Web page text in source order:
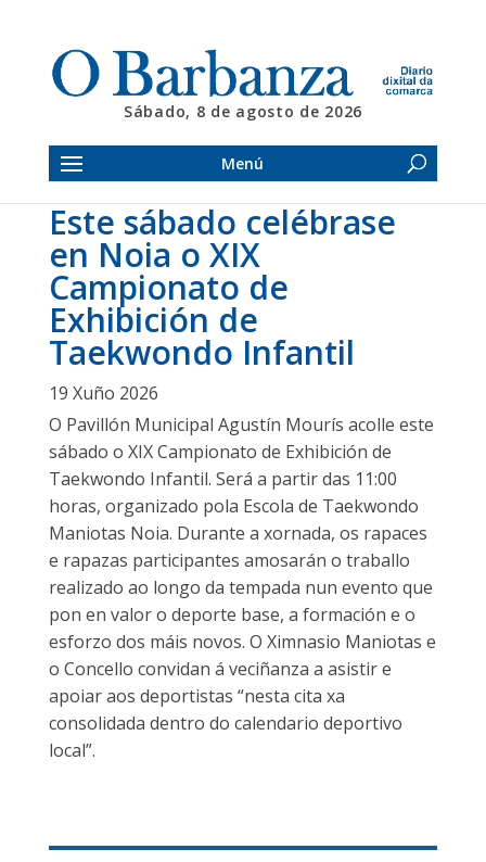
Sábado, 8 de agosto de 2026
Menú
Este sábado celébrase
en Noia o XIX
Campionato de
Exhibición de
Taekwondo Infantil
19 Xuño 2026
O Pavillón Municipal Agustín Mourís acolle este
sábado o XIX Campionato de Exhibición de
Taekwondo Infantil. Será a partir das 11:00
horas, organizado pola Escola de Taekwondo
Maniotas Noia. Durante a xornada, os rapaces
e rapazas participantes amosarán o traballo
realizado ao longo da tempada nun evento que
pon en valor o deporte base, a formación e o
esforzo dos máis novos. O Ximnasio Maniotas e
o Concello convidan á veciñanza a asistir e
apoiar aos deportistas “nesta cita xa
consolidada dentro do calendario deportivo
local”.